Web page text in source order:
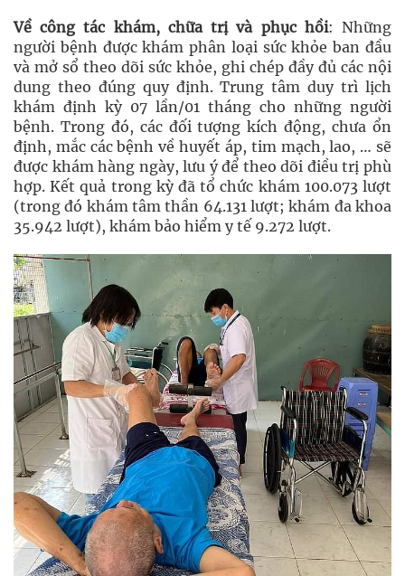
Về công tác khám, chữa trị và phục hồi: Những
người bệnh được khám phân loại sức khỏe ban đầu
và mở sổ theo dõi sức khỏe, ghi chép đầy đủ các nội
dung theo đúng quy định. Trung tâm duy trì lịch
khám định kỳ 07 lần/01 tháng cho những người
bệnh. Trong đó, các đối tượng kích động, chưa ổn
định, mắc các bệnh về huyết áp, tim mạch, lao, … sẽ
được khám hàng ngày, lưu ý để theo dõi điều trị phù
hợp. Kết quả trong kỳ đã tổ chức khám 100.073 lượt
(trong đó khám tâm thần 64.131 lượt; khám đa khoa
35.942 lượt), khám bảo hiểm y tế 9.272 lượt.